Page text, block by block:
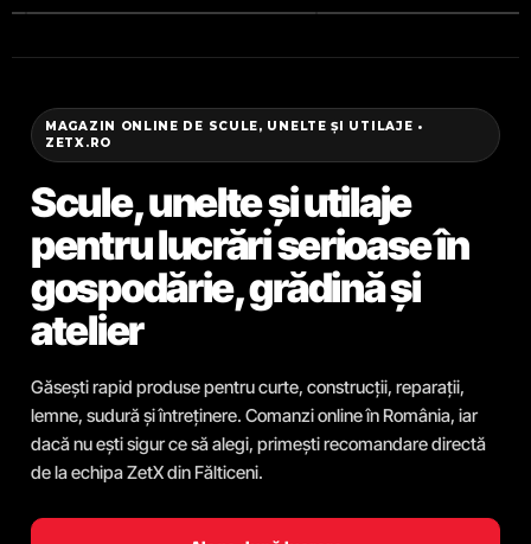
MAGAZIN ONLINE DE SCULE, UNELTE ȘI UTILAJE •
ZETX.RO
Scule, unelte și utilaje
pentru lucrări serioase în
gospodărie, grădină și
atelier
Găsești rapid produse pentru curte, construcții, reparații,
lemne, sudură și întreținere. Comanzi online în România, iar
dacă nu ești sigur ce să alegi, primești recomandare directă
de la echipa ZetX din Fălticeni.